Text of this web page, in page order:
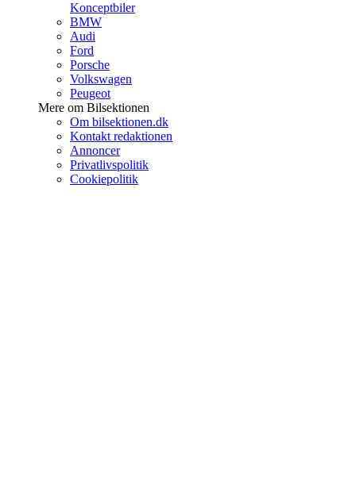
Konceptbiler
BMW
Audi
Ford
Porsche
Volkswagen
Peugeot
Mere om Bilsektionen
Om bilsektionen.dk
Kontakt redaktionen
Annoncer
Privatlivspolitik
Cookiepolitik